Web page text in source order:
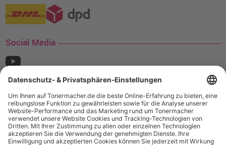
Social Media
¹ Nur gültig für den Versand innerhalb Deutschlands. Befindet sich ein Warenwert
von mindestens 35€ (inkl. Mwst.) an Ampertec Artikeln in Ihrem Warenkorb, ist der
Versand für Sie kostenfrei.